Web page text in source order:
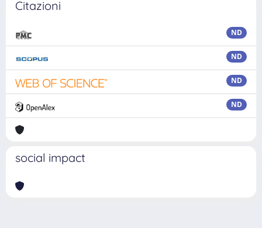
Citazioni
ND
ND
ND
ND
social impact